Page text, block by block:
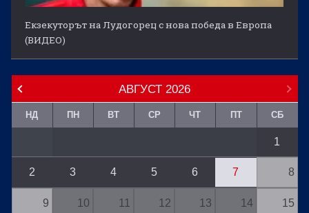
Екзекуторът на Лудогорец с нова победа в Европа
(ВИДЕО)
АВГУСТ 2026
НД ПН ВТ СР ЧТ ПТ СБ
1
2 3 4 5 6 7 8
9 10 11 12 13 14 15